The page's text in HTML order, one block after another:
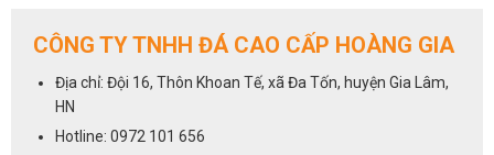
CÔNG TY TNHH ĐÁ CAO CẤP HOÀNG GIA
Địa chỉ: Đội 16, Thôn Khoan Tế, xã Đa Tốn, huyện Gia Lâm,
HN
Hotline: 0972 101 656